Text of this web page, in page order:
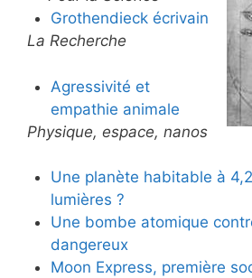
Grothendieck écrivain
La Recherche
Agressivité et
empathie animale
Physique, espace, nanos
Une planète habitable à
lumières ?
Une bombe atomique
dangereux
Moon Express, première